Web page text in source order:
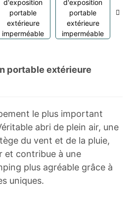
portable extérieure
le plus important
abri de plein air, une
du vent et de la pluie,
et contribue à une
plus agréable grâce à
uniques.